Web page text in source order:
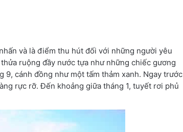
và là điểm thu hút đối với những người yêu
ruộng đầy nước tựa như những chiếc gương
cánh đồng như một tấm thảm xanh. Ngay trước
rực rỡ. Đến khoảng giữa tháng 1, tuyết rơi phủ